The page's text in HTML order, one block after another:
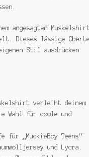
angesagten
Dieses lässige
Stil ausdrücken
verleiht deinem
für coole und
für „MuckieBoy Teens“
und Lycra.